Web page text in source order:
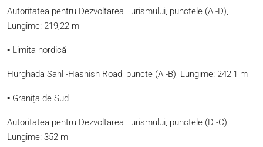
Autoritatea pentru Dezvoltarea Turismului, punctele (A -D),
Lungime: 219,22 m
▪ Limita nordică
Hurghada Sahl -Hashish Road, puncte (A -B), Lungime: 242,1 m
▪ Granița de Sud
Autoritatea pentru Dezvoltarea Turismului, punctele (D -C),
Lungime: 352 m